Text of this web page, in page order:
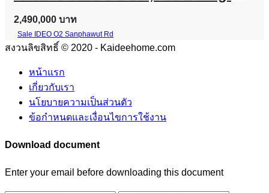
2,490,000 บาท
Sale IDEO O2 Sanphawut Rd
สงวนลิขสิทธิ์ © 2020 - Kaideehome.com
หน้าแรก
เกี่ยวกับเรา
นโยบายความเป็นส่วนตัว
ข้อกำหนดและเงื่อนไขการใช้งาน
Download document
Enter your email before downloading this document